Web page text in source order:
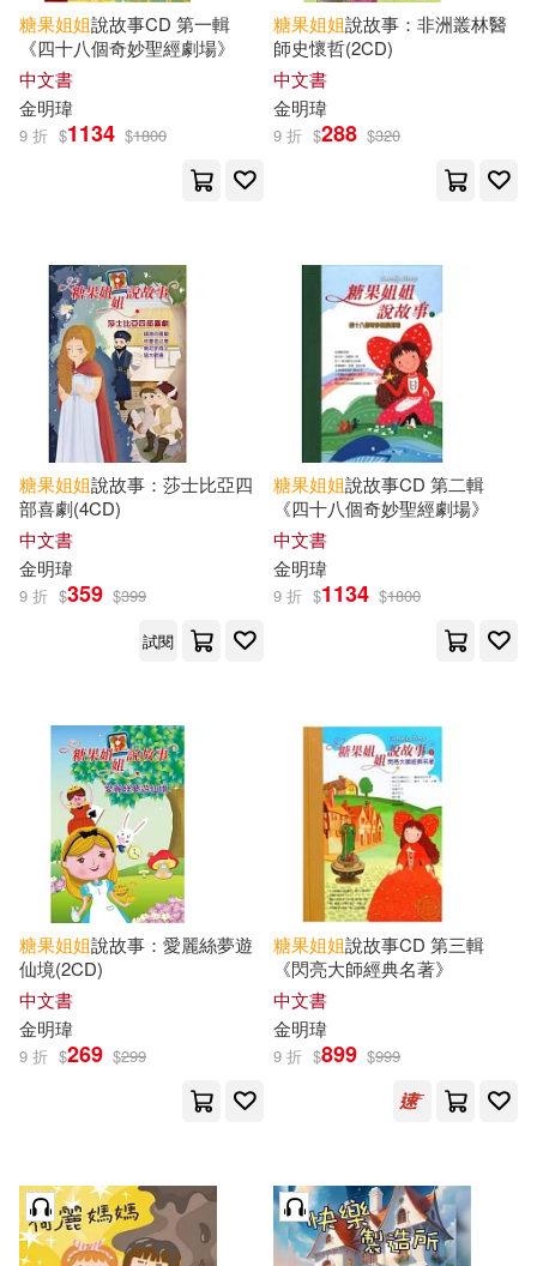
出版社 (可複選)
愛播聽書FM(188) 宇宙光(9)
吉林攝影出版社(2)
晨光出版社(2) 明天出版社(1)
禾揚(1)
糖果小俠(1)
配送方式 (可複選)
可海外宅配(19)
可港澳店取(18)
可新加坡店取(18)
可菲律賓店取(18)
其他
作者/演唱/譯/編/繪(188)
糖果姐姐說故事CD 第一輯
《四十八個奇妙聖經劇場》
中文書
金明瑋
9 折 $1134 $1800
糖果姐姐說故事：非洲叢林醫
師史懷哲(2CD)
中文書
金明瑋
9 折 $288 $320
糖果姐姐說故事：莎士比亞四
部喜劇(4CD)
中文書
金明瑋
9 折 $359 $399
試閱
糖果姐姐說故事CD 第二輯
《四十八個奇妙聖經劇場》
中文書
金明瑋
9 折 $1134 $1800
糖果姐姐說故事：愛麗絲夢遊
仙境(2CD)
中文書
金明瑋
9 折 $269 $299
糖果姐姐說故事CD 第三輯
《閃亮大師經典名著》
中文書
金明瑋
9 折 $899 $999